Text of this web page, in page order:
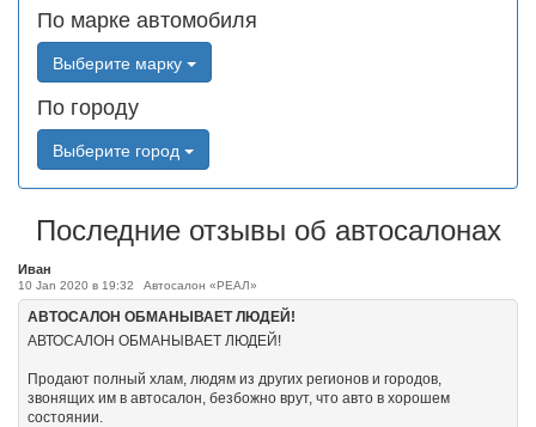
По марке автомобиля
Выберите марку
По городу
Выберите город
Последние отзывы об автосалонах
Иван
10 Jan 2020 в 19:32 Автосалон «РЕАЛ»
АВТОСАЛОН ОБМАНЫВАЕТ ЛЮДЕЙ!
АВТОСАЛОН ОБМАНЫВАЕТ ЛЮДЕЙ!
Продают полный хлам, людям из других регионов и городов,
звонящих им в автосалон, безбожно врут, что авто в хорошем
состоянии.